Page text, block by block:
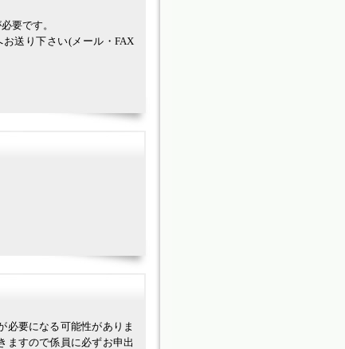
要です。
送り下さい(メール・FAX
必要になる可能性がありま
ますので係員に必ずお申出